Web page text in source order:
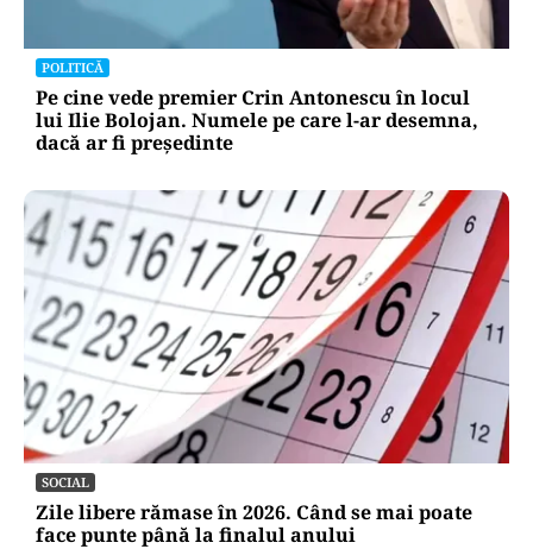
POLITICĂ
Pe cine vede premier Crin Antonescu în locul
lui Ilie Bolojan. Numele pe care l-ar desemna,
dacă ar fi președinte
SOCIAL
Zile libere rămase în 2026. Când se mai poate
face punte până la finalul anului